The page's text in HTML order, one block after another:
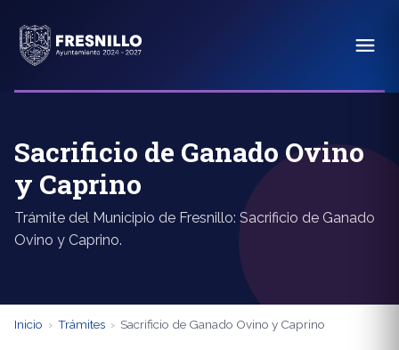
Sacrificio de Ganado Ovino
y Caprino
Trámite del Municipio de Fresnillo: Sacrificio de Ganado
Ovino y Caprino.
Inicio › Trámites › Sacrificio de Ganado Ovino y Caprino